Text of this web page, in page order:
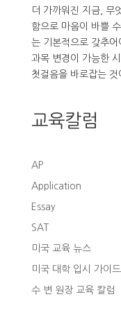
더 가까워진 지금, 무
함으로 마음이 바쁠
는 기본적으로 갖추
과목 변경이 가능한
첫걸음을 바로잡는 것
교육칼럼
AP
Application
Essay
SAT
미국 교육 뉴스
미국 대학 입시 가이드
수 변 원장 교육 칼럼